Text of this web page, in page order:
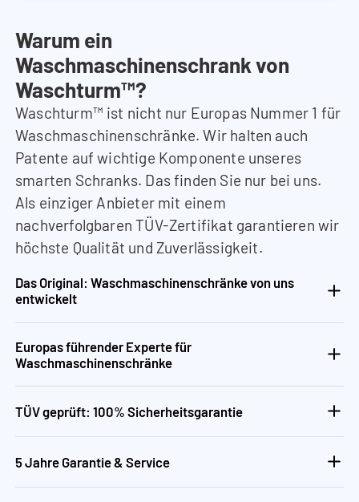
Warum ein
Waschmaschinenschrank von
Waschturm™?
Waschturm™ ist nicht nur Europas Nummer 1 für
Waschmaschinenschränke. Wir halten auch
Patente auf wichtige Komponente unseres
smarten Schranks. Das finden Sie nur bei uns.
Als einziger Anbieter mit einem
nachverfolgbaren TÜV-Zertifikat garantieren wir
höchste Qualität und Zuverlässigkeit.
Das Original: Waschmaschinenschränke von uns
entwickelt
Europas führender Experte für
Waschmaschinenschränke
TÜV geprüft: 100% Sicherheitsgarantie
5 Jahre Garantie & Service